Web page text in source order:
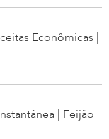
Econômicas |
| Feijão